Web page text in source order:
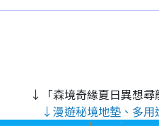
↓「森境奇緣夏日異想
↓漫遊秘境地墊、多